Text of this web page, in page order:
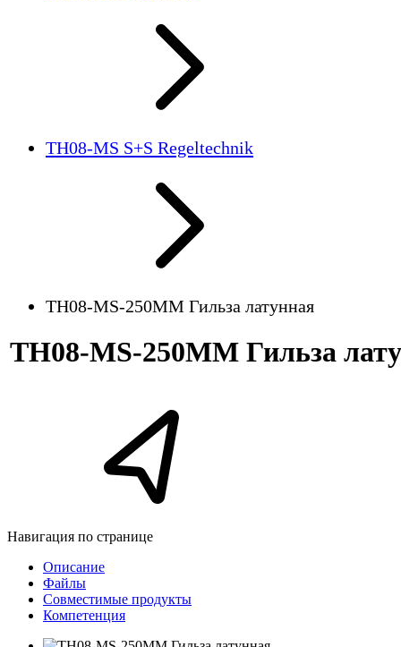
TH08-MS S+S Regeltechnik
TH08-MS-250MM Гильза латунная
TH08-MS-250MM Гильза
Навигация по странице
Описание
Файлы
Совместимые продукты
Компетенция